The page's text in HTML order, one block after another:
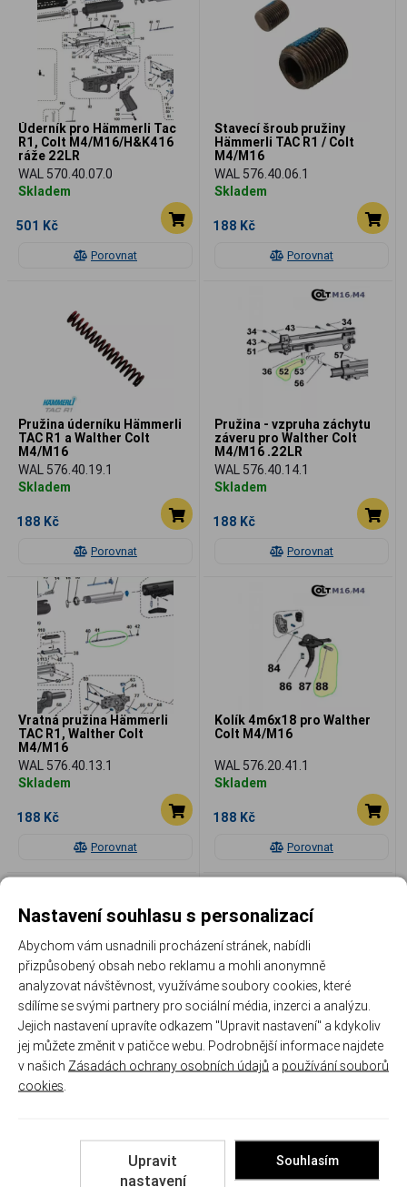
Porovnat
Úderník pro Hämmerli Tac
R1, Colt M4/M16/H&K416
ráže 22LR
WAL 570.40.07.0
Skladem
501 Kč
Porovnat
Stavecí šroub pružiny
Hämmerli TAC R1 / Colt
M4/M16
WAL 576.40.06.1
Skladem
188 Kč
Porovnat
Pružina úderníku Hämmerli
TAC R1 a Walther Colt
M4/M16
WAL 576.40.19.1
Skladem
188 Kč
Porovnat
Pružina - vzpruha záchytu
záveru pro Walther Colt
M4/M16 .22LR
WAL 576.40.14.1
Skladem
188 Kč
Porovnat
Vratná pružina Hämmerli
TAC R1, Walther Colt
M4/M16
WAL 576.40.13.1
Skladem
188 Kč
Porovnat
Kolík 4m6x18 pro Walther
Colt M4/M16
WAL 576.20.41.1
Skladem
188 Kč
Porovnat
Krytka výhozního okénka
Walther Colt M4,
Heckler&Koch 416
WAL 576.30.02
Skladem
Porovnat
Pácka pojistky Walther Colt
M4/M16
WAL 576.20.08.0
Skladem
Nastavení souhlasu s personalizací
Abychom vám usnadnili procházení stránek, nabídli
přizpůsobený obsah nebo reklamu a mohli anonymně
analyzovat návštěvnost, využíváme soubory cookies, které
sdílíme se svými partnery pro sociální média, inzerci a analýzu.
Jejich nastavení upravíte odkazem "Upravit nastavení" a kdykoliv
jej můžete změnit v patičce webu. Podrobnější informace najdete
v našich Zásadách ochrany osobních údajů a používání souborů
cookies
Upravit
nastavení
Souhlasím